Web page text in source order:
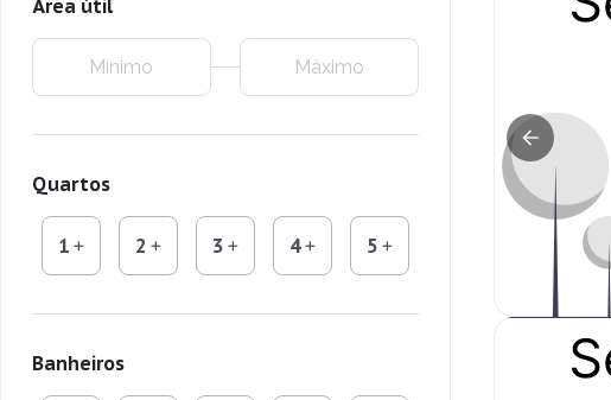
Área útil
Quartos
1 2 3 4 5
Banheiros